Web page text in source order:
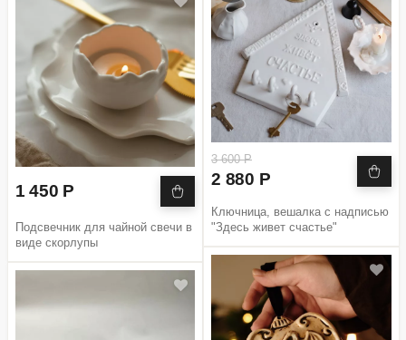
1 450 Р
Подсвечник для чайной свечи в
виде скорлупы
3 600 Р
2 880 Р
Ключница, вешалка с надписью
"Здесь живет счастье"